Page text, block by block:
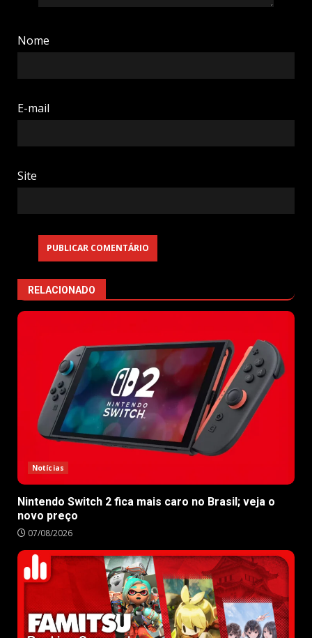
Nome
E-mail
Site
RELACIONADO
Notícias
Nintendo Switch 2 fica mais caro no Brasil; veja o
novo preço
07/08/2026